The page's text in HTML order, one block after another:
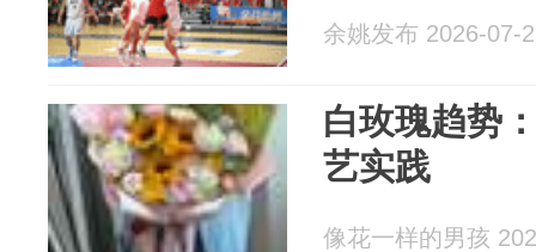
余姚发布 2026-07-
白玫瑰趋势
艺实践
像花一样的男孩